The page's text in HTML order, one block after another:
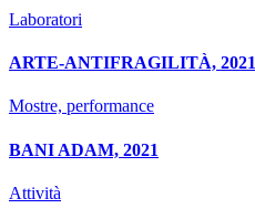
Laboratori
ARTE-ANTIFRAGILITÀ, 2021
Mostre, performance
BANI ADAM, 2021
Attività